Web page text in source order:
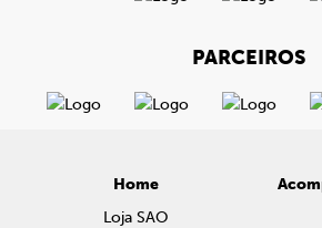
PARCEIROS
Home
Loja SAO